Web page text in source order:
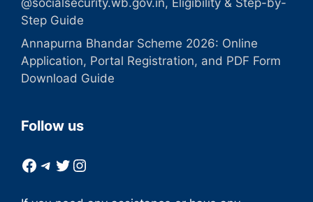
Step Guide
Annapurna Bhandar Scheme 2026: Online
Application, Portal Registration, and PDF Form
Download Guide
Follow us
Facebook
Telegram
Twitter
Instagram